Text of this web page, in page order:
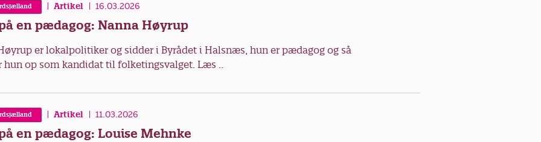
Artikel 16.03.2026
en pædagog: Nanna Høyrup
er lokalpolitiker og sidder i Byrådet i Halsnæs, hun er pædagog og så
hun op som kandidat til folketingsvalget. Læs ..
Artikel 11.03.2026
en pædagog: Louise Mehnke